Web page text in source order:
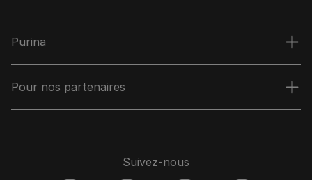
Purina
Pour nos partenaires
Suivez-nous